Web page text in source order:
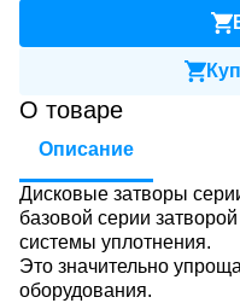
О товаре
Описание
Дисковые затворы
базовой серии
системы уплотнения.
Это значительно
оборудования.